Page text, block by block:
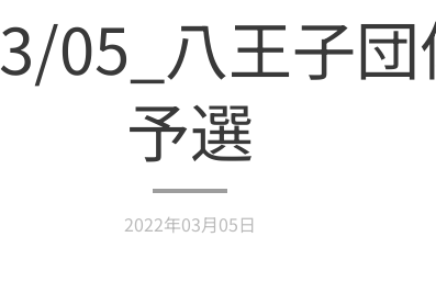
05_八王子団
予選
2022年03月05日